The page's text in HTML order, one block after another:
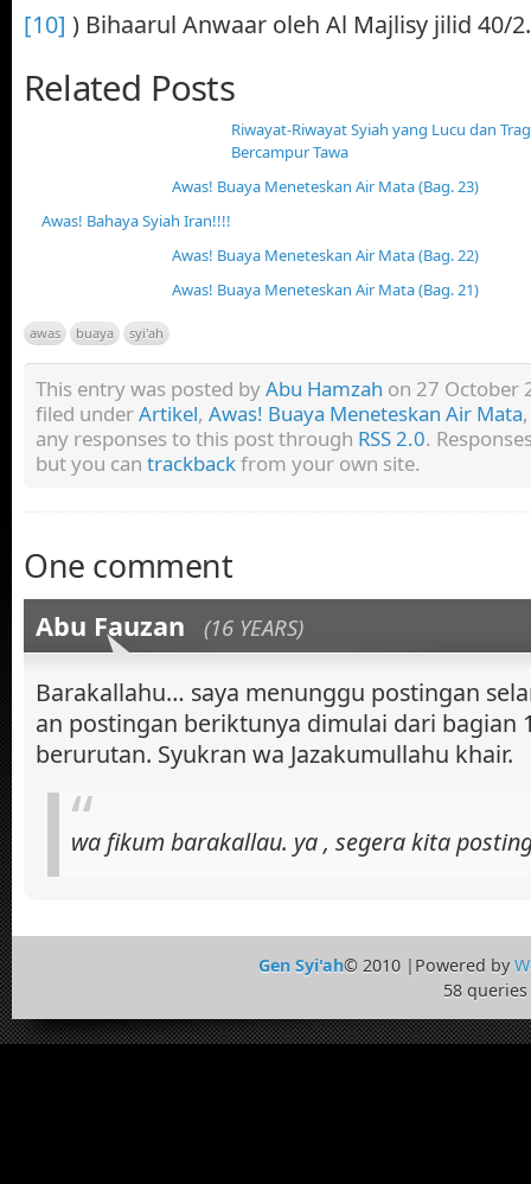
[10] ) Bihaarul Anwaar oleh Al Majlisy jilid 40/2.
Related Posts
Riwayat-Riwayat Syiah yang Lucu dan
Bercampur Tawa
Awas! Buaya Meneteskan Air Mata (Bag. 23)
Awas! Bahaya Syiah Iran!!!!
Awas! Buaya Meneteskan Air Mata (Bag. 22)
Awas! Buaya Meneteskan Air Mata (Bag. 21)
awas buaya syi'ah
This entry was posted byAbu Hamzah on 27 October
filed underArtikel, Awas! Buaya Meneteskan Air Mata
any responses to this post through RSS 2.0.
but you can trackbackfrom your own site.
One comment
Abu Fauzan (16 YEARS)
Barakallahu… saya menunggu postingan
an postingan beriktunya dimulai dari bagian
berurutan. Syukran wa Jazakumullahu khair.
wa fikum barakallau. ya , segera kita
Gen Syi'ah© 2010 |Powered by
58